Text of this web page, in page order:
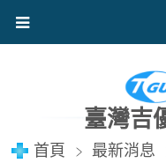
臺灣吉
首頁 最新消息